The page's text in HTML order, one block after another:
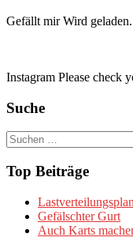
Gefällt mir Wird
Instagram Please check
Suche
Suchen
nach:
Top Beiträge
Lastverteilungsplan
Gefälschter Gurt
Auch Karts